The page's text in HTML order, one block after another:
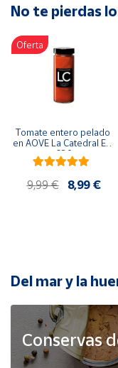
Artesanía
Oficina y
Papelería
Para Canarias,
Ceuta y Melilla
populares
Bono
Cultural
de Correos
Market
Productos
Solidarios
No te pierdas
Oferta
Tomate entero pelado
en AOVE La Catedral ER-
630
9,99 € 8,99 €
Del mar y la
Conservas